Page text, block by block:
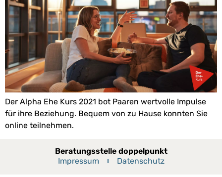
Der Alpha Ehe Kurs 2021 bot Paaren wertvolle Impulse
für ihre Beziehung. Bequem von zu Hause konnten Sie
online teilnehmen.
Beratungsstelle doppelpunkt
Impressum
Datenschutz